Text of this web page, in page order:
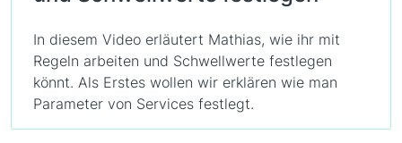
In diesem Video erläutert Mathias, wie ihr mit
Regeln arbeiten und Schwellwerte festlegen
könnt. Als Erstes wollen wir erklären wie man
Parameter von Services festlegt.